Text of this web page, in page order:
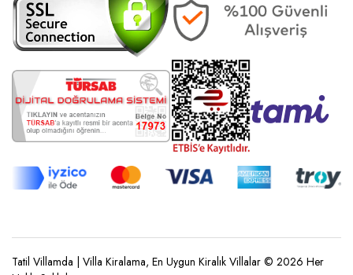
Tatil Villamda | Villa Kiralama, En Uygun Kiralık Villalar © 2026 Her